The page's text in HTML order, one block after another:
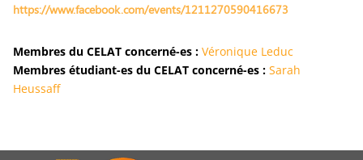
https://www.facebook.com/events/1211270590416673
Membres du CELAT concerné-es : Véronique Leduc
Membres étudiant-es du CELAT concerné-es : Sarah
Heussaff